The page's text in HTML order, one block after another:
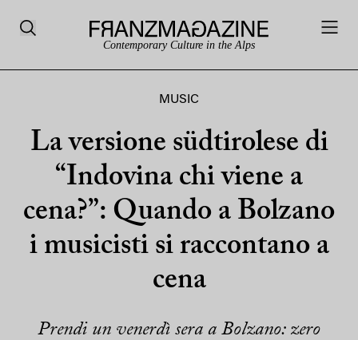
Contemporary Culture in the Alps
MUSIC
La versione südtirolese di
“Indovina chi viene a
cena?”: Quando a Bolzano
i musicisti si raccontano a
cena
Prendi un venerdì sera a Bolzano: zero